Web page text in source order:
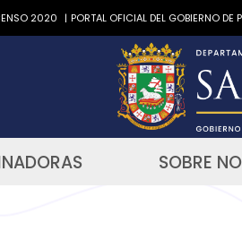
2020 | PORTAL OFICIAL DEL GOBIERNO DE
SOBRE